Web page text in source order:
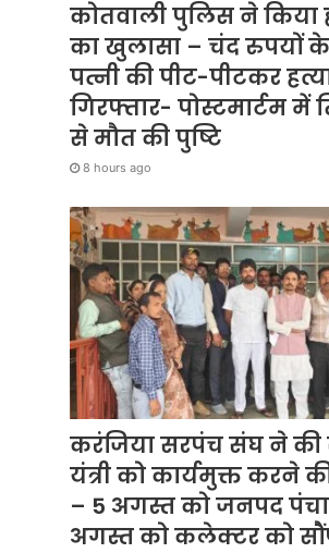
कोतवाली पुलिस ने किया
का खुलासा – चंद रुपयों के
पत्नी की पीट-पीटकर
गिरफ्तार- पोस्टमार्टम
से मौत की पुष्टि
8 hours ago
करंजिया सरपंच संघ ने
यंत्री को कार्यमुक्त करने
– 5 अगस्त को जनपद
अगस्त को कलेक्टर को